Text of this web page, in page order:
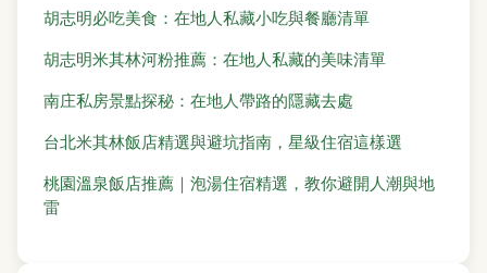
胡志明必吃美食：在地人私藏小吃與餐廳清單
胡志明米其林河粉推薦：在地人私藏的美味清單
南庄私房景點探秘：在地人帶路的隱藏去處
台北米其林飯店精選與避坑指南，星級住宿這樣選
桃園溫泉飯店推薦｜泡湯住宿精選，教你避開人潮與地
雷